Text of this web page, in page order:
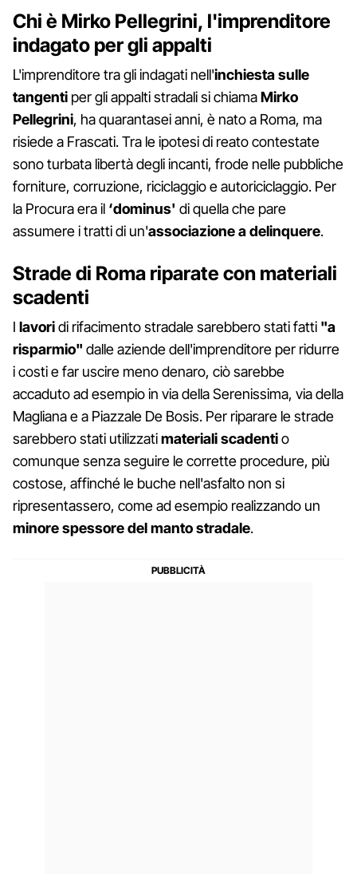
Chi è Mirko Pellegrini, l'imprenditore
indagato per gli appalti
L'imprenditore tra gli indagati nell'inchiesta sulle
tangenti per gli appalti stradali si chiamaMirko
Pellegrini, ha quarantasei anni, è nato a Roma, ma
risiede a Frascati. Tra le ipotesi di reato contestate
sono turbata libertà degli incanti, frode nelle pubbliche
forniture, corruzione, riciclaggio e autoriciclaggio. Per
la Procura era il ‘dominus' di quella che pare
assumere i tratti di un'associazione a delinquere.
Strade di Roma riparate con materiali
scadenti
I lavoridi rifacimento stradale sarebbero stati fatti "a
risparmio" dalle aziende dell'imprenditore per ridurre
i costi e far uscire meno denaro, ciò sarebbe
accaduto ad esempio in via della Serenissima, via della
Magliana e a Piazzale De Bosis. Per riparare le strade
sarebbero stati utilizzatimateriali scadentio
comunque senza seguire le corrette procedure, più
costose, affinché le buche nell'asfalto non si
ripresentassero, come ad esempio realizzando un
minore spessore del manto stradale.